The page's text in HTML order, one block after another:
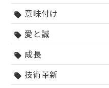
sell 意味付け
sell 愛と誠
sell 成長
sell 技術革新